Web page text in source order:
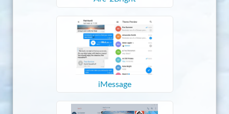
iMessage